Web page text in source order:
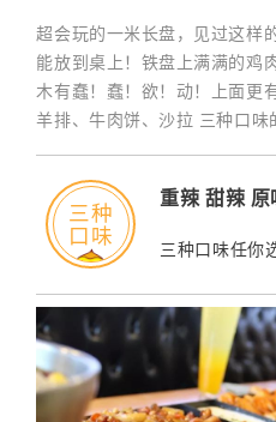
超会玩的一米长盘，见过这样
能放到桌上！铁盘上满满的鸡
木有蠢！蠢！欲！动！上面更
羊排、牛肉饼、沙拉 三种口
三种
口味
重辣 甜辣 原
三种口味任你